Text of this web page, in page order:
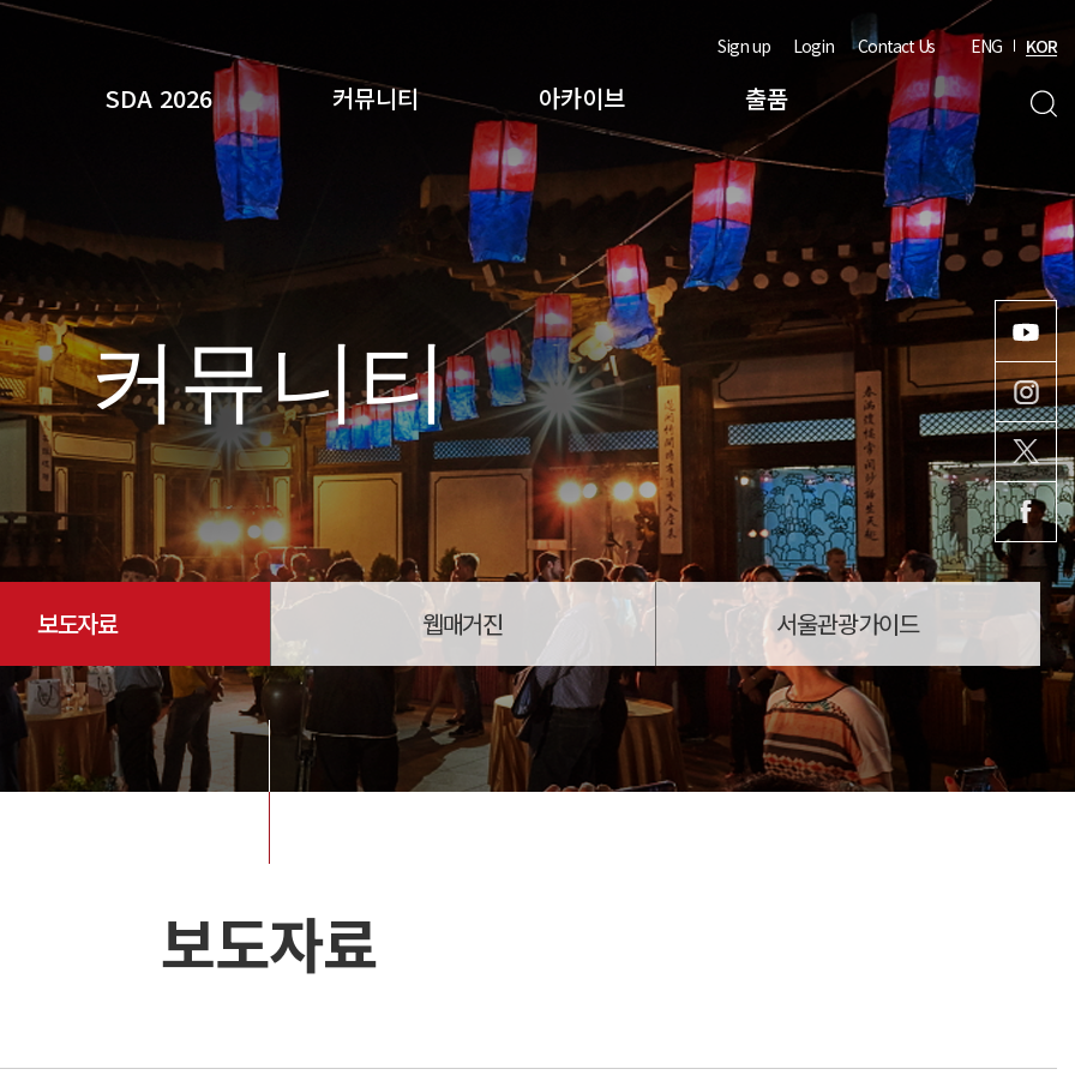
SDA 2026 커뮤니티 아카이브 출품
Sign up Login Contact Us ENG KOR
검색
커뮤니티
보도자료 웹매거진 서울관광가이드
보도자료